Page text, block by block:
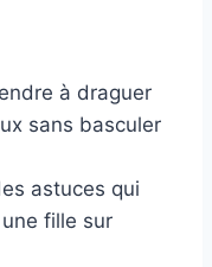
à draguer
sans basculer
astuces qui
fille sur